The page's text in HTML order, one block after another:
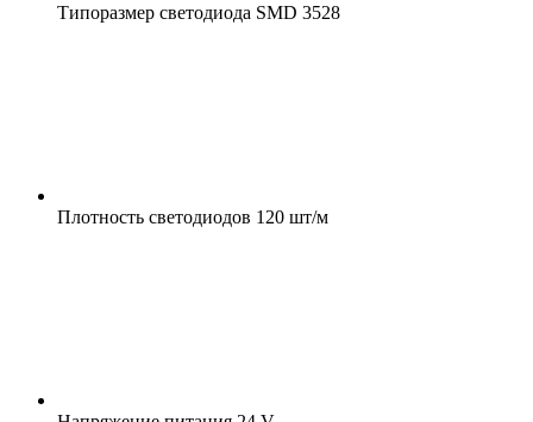
Типоразмер светодиода SMD 3528
Плотность светодиодов 120 шт/м